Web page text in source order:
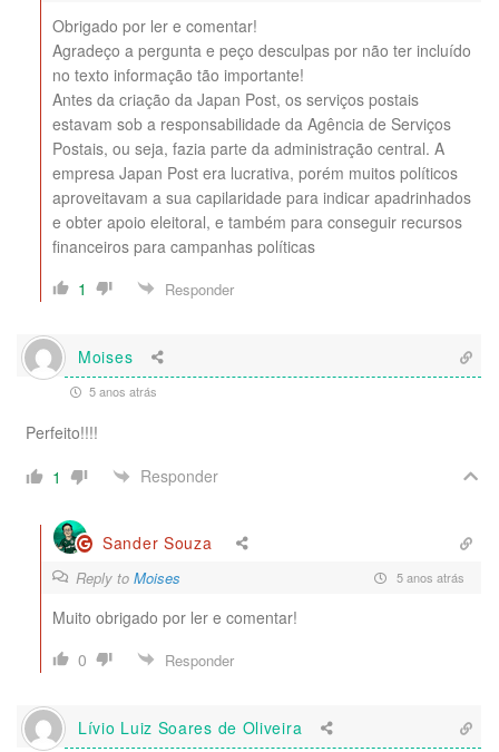
Obrigado por ler e comentar!
Agradeço a pergunta e peço desculpas por não ter incluído
no texto informação tão importante!
Antes da criação da Japan Post, os serviços postais
estavam sob a responsabilidade da Agência de Serviços
Postais, ou seja, fazia parte da administração central. A
empresa Japan Post era lucrativa, porém muitos políticos
aproveitavam a sua capilaridade para indicar apadrinhados
e obter apoio eleitoral, e também para conseguir recursos
financeiros para campanhas políticas
1
Responder
Moises
5 anos atrás
Perfeito!!!!
1
Responder
Sander Souza
Reply to Moises 5 anos atrás
Muito obrigado por ler e comentar!
0
Responder
Lívio Luiz Soares de Oliveira